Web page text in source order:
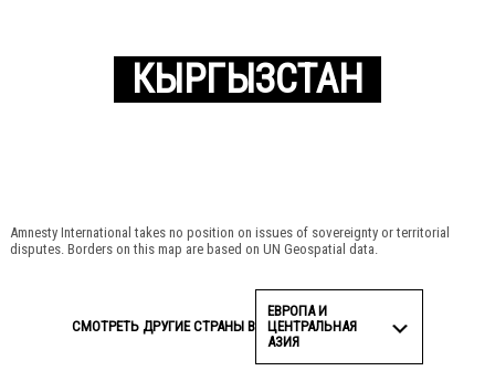
КЫРГЫЗСТАН
Amnesty International takes no position on issues of sovereignty or territorial
disputes. Borders on this map are based on UN Geospatial data.
СМОТРЕТЬ ДРУГИЕ СТРАНЫ В
ЕВРОПА И
ЦЕНТРАЛЬНАЯ
АЗИЯ